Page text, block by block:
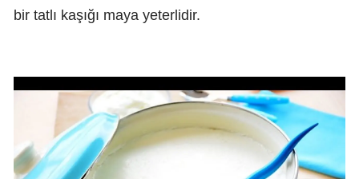
bir tatlı kaşığı maya yeterlidir.